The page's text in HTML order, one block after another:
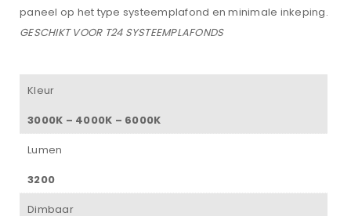
paneel op het type systeemplafond en minimale inkeping.
GESCHIKT VOOR T24 SYSTEEMPLAFONDS
Kleur
3000K – 4000K – 6000K
Lumen
3200
Dimbaar